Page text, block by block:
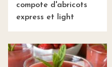
compote d'abricots
express et light